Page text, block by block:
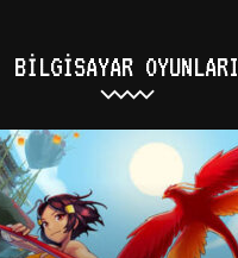
BILGISAYAR OYUNLARI